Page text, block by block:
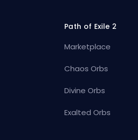
Path of Exile 2
Marketplace
Chaos Orbs
Divine Orbs
Exalted Orbs